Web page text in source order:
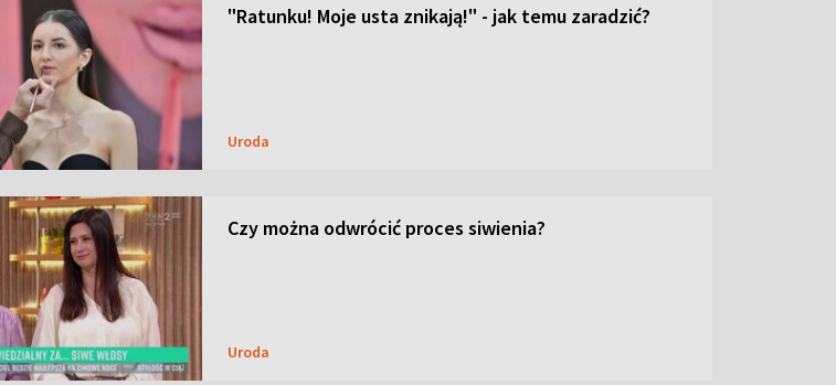
"Ratunku! Moje usta znikają!" - jak temu zaradzić?
Uroda
Czy można odwrócić proces siwienia?
Uroda